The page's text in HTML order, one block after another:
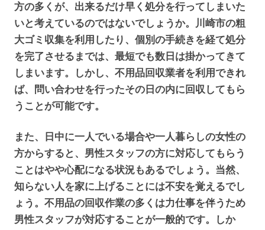
方の多くが、出来るだけ早く処分を行ってしまいた
いと考えているのではないでしょうか。川崎市の粗
大ゴミ収集を利用したり、個別の手続きを経て処分
を完了させるまでは、最短でも数日は掛かってきて
しまいます。しかし、不用品回収業者を利用できれ
ば、問い合わせを行ったその日の内に回収してもら
うことが可能です。
また、日中に一人でいる場合や一人暮らしの女性の
方からすると、男性スタッフの方に対応してもらう
ことはやや心配になる状況もあるでしょう。当然、
知らない人を家に上げることには不安を覚えるでし
ょう。不用品の回収作業の多くは力仕事を伴うため
男性スタッフが対応することが一般的です。しか